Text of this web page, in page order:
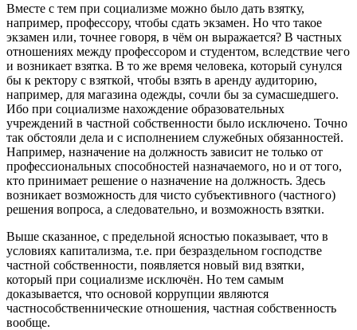
Вместе с тем при социализме можно было дать взятку,
например, профессору, чтобы сдать экзамен. Но что такое
экзамен или, точнее говоря, в чём он выражается? В частных
отношениях между профессором и студентом, вследствие чего
и возникает взятка. В то же время человека, который сунулся
бы к ректору с взяткой, чтобы взять в аренду аудиторию,
например, для магазина одежды, сочли бы за сумасшедшего.
Ибо при социализме нахождение образовательных
учреждений в частной собственности было исключено. Точно
так обстояли дела и с исполнением служебных обязанностей.
Например, назначение на должность зависит не только от
профессиональных способностей назначаемого, но и от того,
кто принимает решение о назначение на должность. Здесь
возникает возможность для чисто субъективного (частного)
решения вопроса, а следовательно, и возможность взятки.
Выше сказанное, с предельной ясностью показывает, что в
условиях капитализма, т.е. при безраздельном господстве
частной собственности, появляется новый вид взятки,
который при социализме исключён. Но тем самым
доказывается, что основой коррупции являются
частнособственнические отношения, частная собственность
вообще.